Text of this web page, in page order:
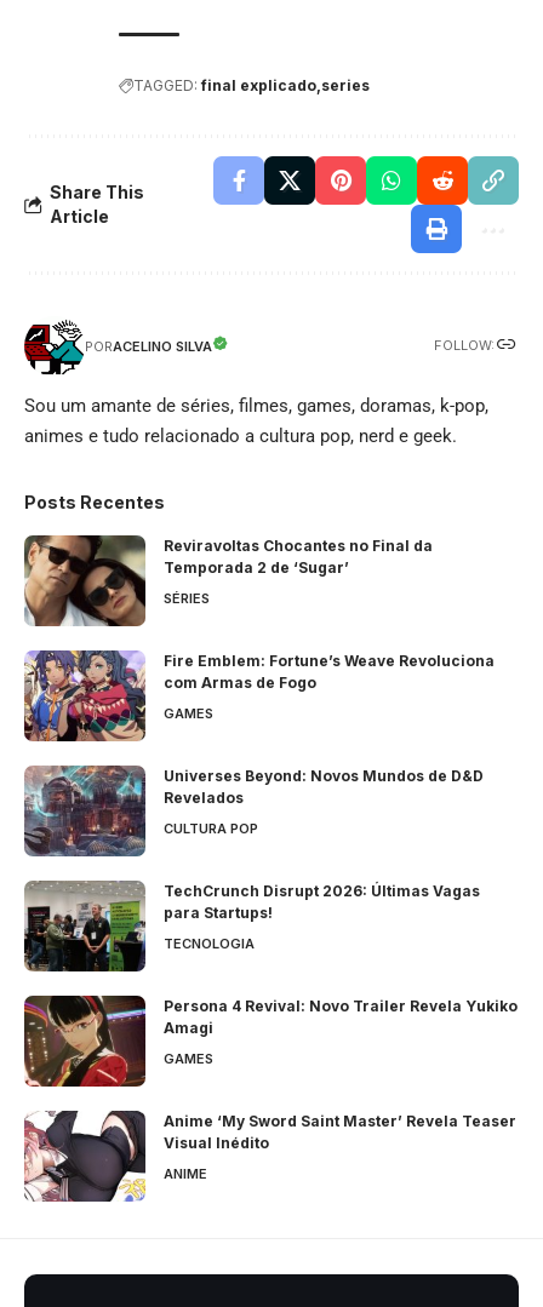
TAGGED: final explicado series
Share This
Article
PORACELINO SILVA FOLLOW:
Sou um amante de séries, filmes, games, doramas, k-pop,
animes e tudo relacionado a cultura pop, nerd e geek.
Posts Recentes
Reviravoltas Chocantes no Final da
Temporada 2 de ‘Sugar’
SÉRIES
Fire Emblem: Fortune’s Weave Revoluciona
com Armas de Fogo
GAMES
Universes Beyond: Novos Mundos de D&D
Revelados
CULTURA POP
TechCrunch Disrupt 2026: Últimas Vagas
para Startups!
TECNOLOGIA
Persona 4 Revival: Novo Trailer Revela Yukiko
Amagi
GAMES
Anime ‘My Sword Saint Master’ Revela Teaser
Visual Inédito
ANIME